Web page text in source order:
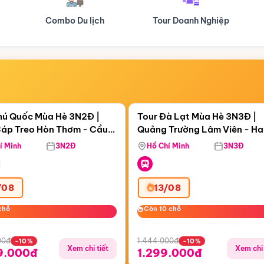
Tour Doanh Nghiệp Du lịch Hành Hương
02:04:55
Treo Hòn Thơm
Quốc Mùa Hè 3N2Đ |
Treo Hòn Thơm - Cầu
Viên Nước Aquatopia
Minh 3N2Đ
-10%
Xem chi tiết
Còn05 ngày 02:04:55
Tour Đà Lạt Mùa Hè 3N3Đ |
Quảng Trường Lâm Viên -
Hill - Puppy Farm
Hồ Chí Minh 3N3Đ
13/08
Còn 10 chỗ
Còn 10 chỗ
1.444.000đ -10%
1.299.000đ Xem